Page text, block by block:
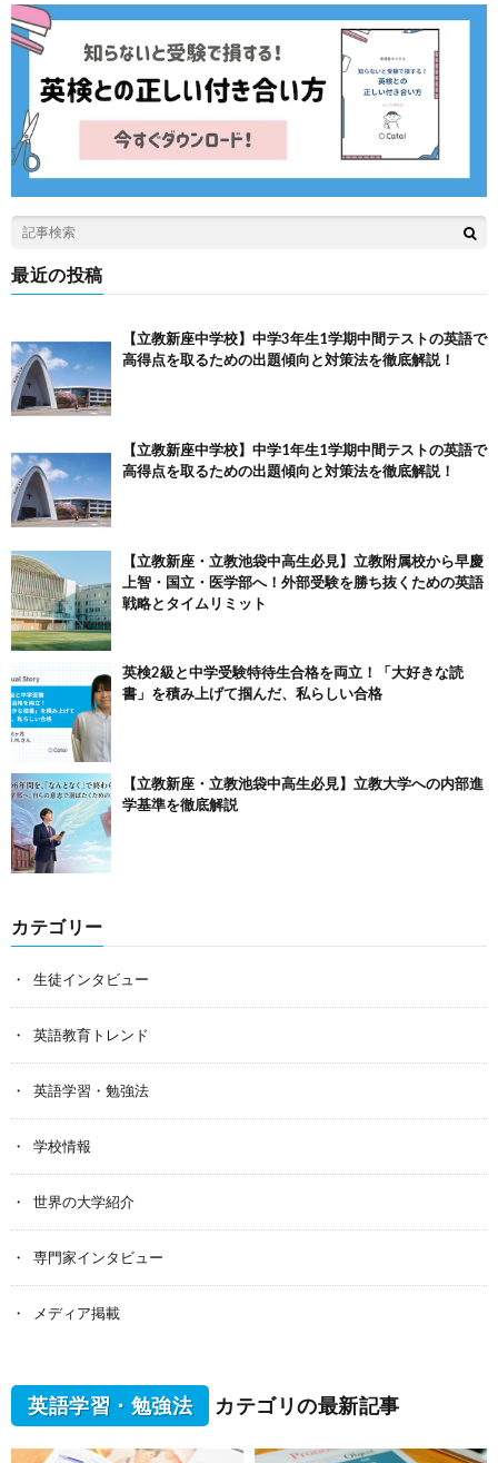
最近の投稿
【立教新座中学校】中学3年生1学期中間テストの英語で
高得点を取るための出題傾向と対策法を徹底解説！
【立教新座中学校】中学1年生1学期中間テストの英語で
高得点を取るための出題傾向と対策法を徹底解説！
【立教新座・立教池袋中高生必見】立教附属校から早慶
上智・国立・医学部へ！外部受験を勝ち抜くための英語
戦略とタイムリミット
英検2級と中学受験特待生合格を両立！「大好きな読
書」を積み上げて掴んだ、私らしい合格
【立教新座・立教池袋中高生必見】立教大学への内部進
学基準を徹底解説
カテゴリー
生徒インタビュー
英語教育トレンド
英語学習・勉強法
学校情報
世界の大学紹介
専門家インタビュー
メディア掲載
英語学習・勉強法 カテゴリの最新記事